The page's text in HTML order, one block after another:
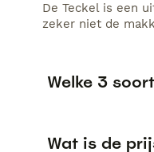
De Teckel is een
zeker niet de
Welke 3
Wat is de